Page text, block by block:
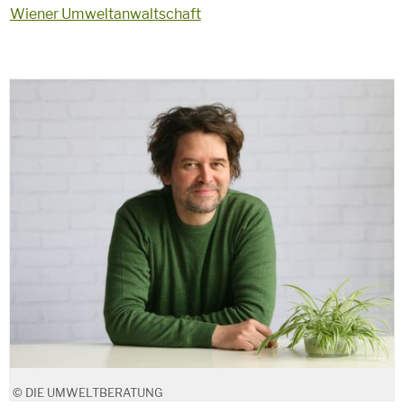
Wiener Umweltanwaltschaft
© DIE UMWELTBERATUNG